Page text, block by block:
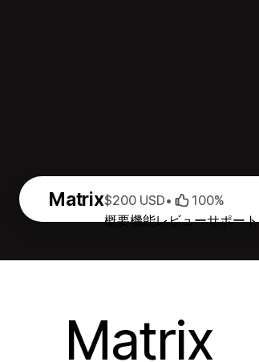
Matrix
概要機能レビューサポート
$200 USD• 100%
Matrix